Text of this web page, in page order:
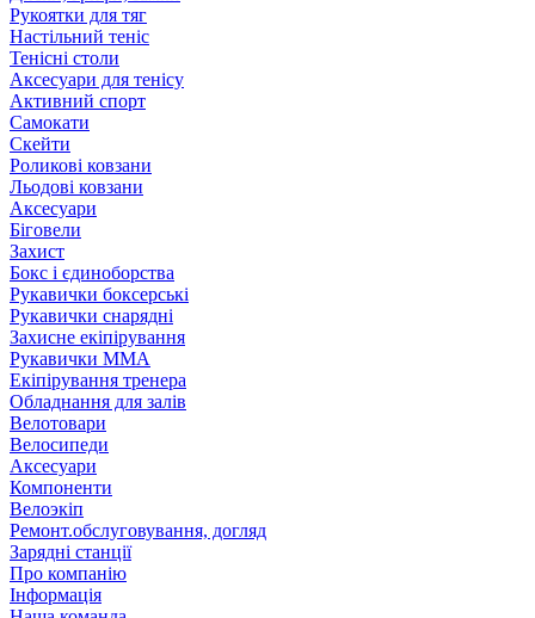
Рукоятки для тяг
Настільний теніс
Тенісні столи
Аксесуари для тенісу
Активний спорт
Самокати
Скейти
Роликові ковзани
Льодові ковзани
Аксесуари
Біговели
Захист
Бокс і єдиноборства
Рукавички боксерські
Рукавички снарядні
Захисне екіпірування
Рукавички ММА
Екіпірування тренера
Обладнання для залів
Велотовари
Велосипеди
Аксесуари
Компоненти
Велоэкіп
Ремонт.обслуговування, догляд
Зарядні станції
Про компанію
Інформація